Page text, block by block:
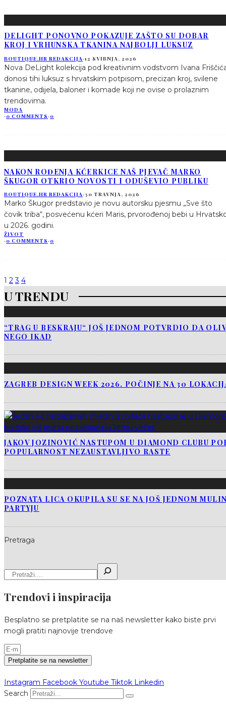
DELIGHT PONOVNO POKAZUJE ZAŠTO SU DOBAR
KROJ I VRHUNSKA TKANINA NAJBOLJI LUKSUZ
BOUTIQUE.HR REDAKCIJA·12 SVIBNJA, 2026
Nova DeLight kolekcija pod kreativnim vodstvom Ivana
donosi tihi luksuz s hrvatskim potpisom, precizan kroj, svilene
tkanine, odijela, baloner i komade koji ne ovise o prolaznim
trendovima.
MODA
·0 COMMENTS ·0
NAKON ROĐENJA KĆERKICE NAŠ PJEVAČ MARKO
ŠKUGOR OTKRIO NOVOSTI I ODUŠEVIO PUBLIKU
BOUTIQUE.HR REDAKCIJA·30 TRAVNJA, 2026
Marko Škugor predstavio je novu autorsku pjesmu „Sve što
čovik triba“, posvećenu kćeri Maris, prvorođenoj bebi u
u 2026. godini.
ŽIVOT
·0 COMMENTS ·0
1 2 3 4
U TRENDU
“TRAG U BESKRAJU“ JOŠ JEDNOM POTVRDIO DA
NEGO IKAD
ZAGREB DESIGN WEEK 2026. POČINJE NA 30
JAKOV JOZINOVIĆ NASTUPOM U DIAMOND CLUBU
POPULARNOST NEZAUSTAVLJIVO RASTE
POZNATA LICA OKUPILA SU SE NA JOŠ JEDNOM
PARTYJU
Pretraga
Trendovi i inspiracija
Besplatno se pretplatite se na naš newsletter kako biste prvi
mogli pratiti najnovije trendove
Pretplatite se na newsletter
Instagram Facebook Youtube Tiktok Linkedin
Search